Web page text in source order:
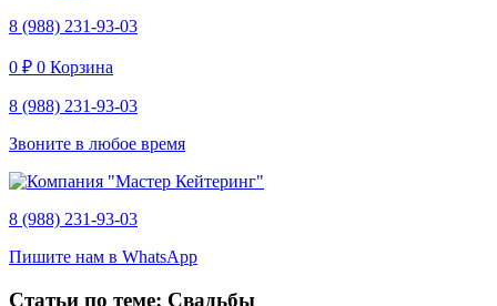
8 (988) 231-93-03
0 ₽ 0 Корзина
8 (988) 231-93-03
Звоните в любое время
8 (988) 231-93-03
Пишите нам в WhatsApp
Статьи по теме: Свадьбы